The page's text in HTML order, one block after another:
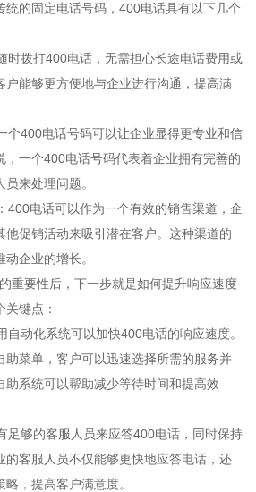
统的固定电话号码，400电话具有以下几个
时拨打400电话，无需担心长途电话费用或
户能够更方便地与企业进行沟通，提高满
个400电话号码可以让企业显得更专业和信
，一个400电话号码代表着企业拥有完善的
来处理问题。
400电话可以作为一个有效的销售渠道，企
他促销活动来吸引潜在客户。这种渠道的
企业的增长。
重要性后，下一步就是如何提升响应速度
键点：
自动化系统可以加快400电话的响应速度。
助菜单，客户可以迅速选择所需的服务并
助系统可以帮助减少等待时间和提高效
足够的客服人员来应答400电话，同时保持
的客服人员不仅能够更快地应答电话，还
，提高客户满意度。